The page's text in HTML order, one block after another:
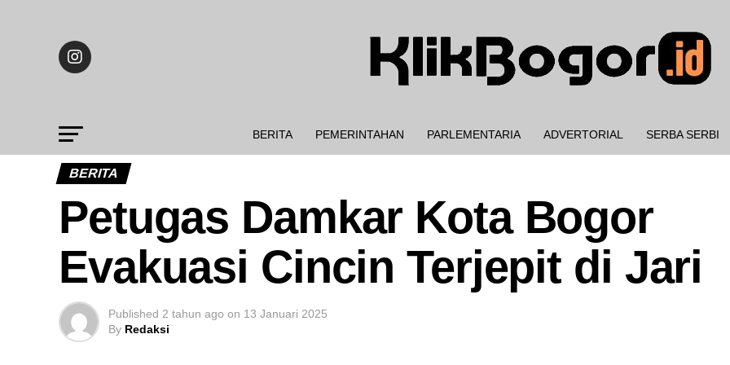
BERITA PEMERINTAHAN PARLEMENTARIA ADVERTORIAL SERBA SERBI
BERITA
Petugas Damkar Kota Bogor
Evakuasi Cincin Terjepit di Jari
Published 2 tahun ago on 13 Januari 2025
By Redaksi